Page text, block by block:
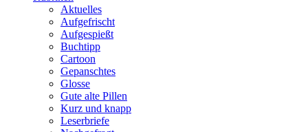
Aktuelles
Aufgefrischt
Aufgespießt
Buchtipp
Cartoon
Gepanschtes
Glosse
Gute alte Pillen
Kurz und knapp
Leserbriefe